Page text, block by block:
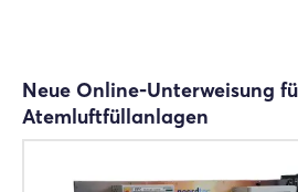
Neue Online-Unterweisung
Atemluftfüllanlagen